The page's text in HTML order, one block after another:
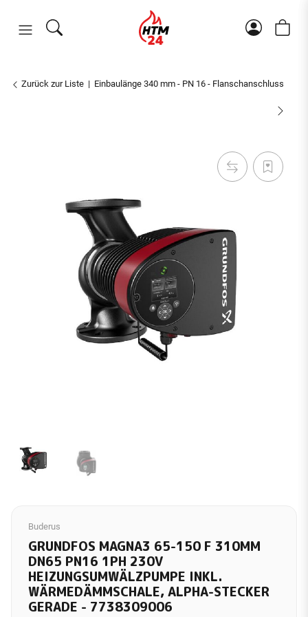
Zurück zur Liste Einbaulänge 340 mm - PN 16 - Flanschanschluss
Buderus
GRUNDFOS MAGNA3 65-150 F 310MM
DN65 PN16 1PH 230V
HEIZUNGSUMWÄLZPUMPE INKL.
WÄRMEDÄMMSCHALE, ALPHA-STECKER
GERADE - 7738309006